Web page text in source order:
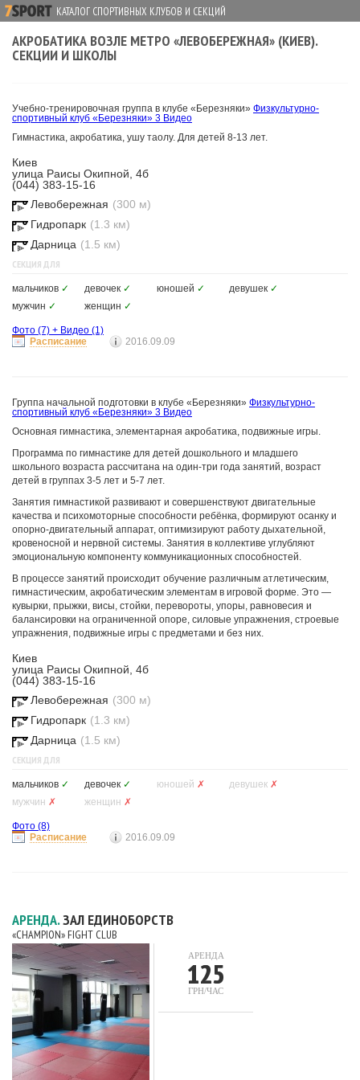
КАТАЛОГ СПОРТИВНЫХ КЛУБОВ И СЕКЦИЙ
АКРОБАТИКА ВОЗЛЕ МЕТРО «ЛЕВОБЕРЕЖНАЯ» (КИЕВ).
СЕКЦИИ И ШКОЛЫ
Учебно-тренировочная группа в клубе «Березняки» Физкультурно-
спортивный клуб «Березняки» 3 Видео
Гимнастика, акробатика, ушу таолу. Для детей 8-13 лет.
Киев
улица Раисы Окипной, 4б
(044) 383-15-16
Левобережная (300 м)
Гидропарк (1.3 км)
Дарница (1.5 км)
СЕКЦИЯ ДЛЯ
мальчиков ✓ девочек ✓ юношей ✓ девушек ✓
мужчин ✓ женщин ✓
Фото (7) + Видео (1)
Расписание
2016.09.09
Группа начальной подготовки в клубе «Березняки» Физкультурно-
спортивный клуб «Березняки» 3 Видео
Основная гимнастика, элементарная акробатика, подвижные игры.
Программа по гимнастике для детей дошкольного и младшего
школьного возраста рассчитана на один-три года занятий, возраст
детей в группах 3-5 лет и 5-7 лет.
Занятия гимнастикой развивают и совершенствуют двигательные
качества и психомоторные способности ребёнка, формируют осанку и
опорно-двигательный аппарат, оптимизируют работу дыхательной,
кровеносной и нервной системы. Занятия в коллективе углубляют
эмоциональную компоненту коммуникационных способностей.
В процессе занятий происходит обучение различным атлетическим,
гимнастическим, акробатическим элементам в игровой форме. Это —
кувырки, прыжки, висы, стойки, перевороты, упоры, равновесия и
балансировки на ограниченной опоре, силовые упражнения, строевые
упражнения, подвижные игры с предметами и без них.
Киев
улица Раисы Окипной, 4б
(044) 383-15-16
Левобережная (300 м)
Гидропарк (1.3 км)
Дарница (1.5 км)
СЕКЦИЯ ДЛЯ
мальчиков ✓ девочек ✓ юношей ✗ девушек ✗
мужчин ✗ женщин ✗
Фото (8)
Расписание
2016.09.09
АРЕНДА.ЗАЛ ЕДИНОБОРСТВ
«CHAMPION» FIGHT CLUB
АРЕНДА
125
ГРН/ЧАС